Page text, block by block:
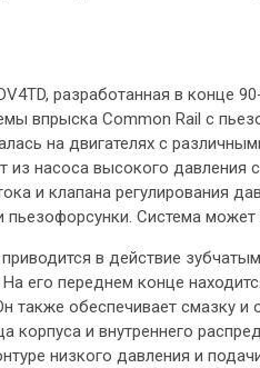
разработанная в конце
впрыска Common Rail с
на двигателях с
из насоса высокого
и клапана регулирования
пьезофорсунки. Система
в действие
его переднем конце
также обеспечивает смазку
корпуса и внутреннего
низкого давления и